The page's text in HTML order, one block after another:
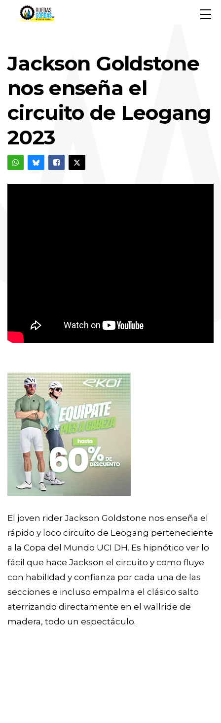
Jackson Goldstone
nos enseña el
circuito de Leogang
2023
El joven rider Jackson Goldstone nos enseña el
rápido y loco circuito de Leogang perteneciente
a la Copa del Mundo UCI DH. Es hipnótico ver lo
fácil que hace Jackson el circuito y como fluye
con habilidad y confianza por cada una de las
secciones e incluso empalma el clásico salto
aterrizando directamente en el wallride de
madera, todo un espectáculo.